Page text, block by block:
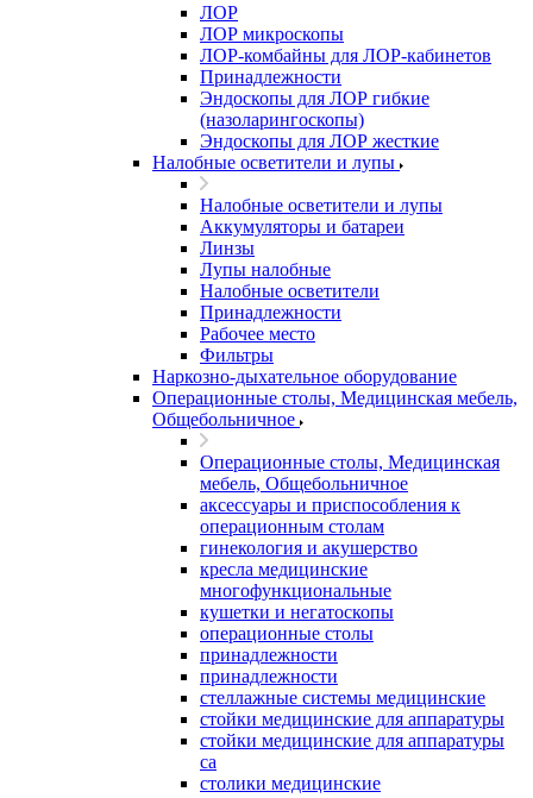
ЛОР
ЛОР микроскопы
ЛОР-комбайны для ЛОР-кабинетов
Принадлежности
Эндоскопы для ЛОР гибкие
(назоларингоскопы)
Эндоскопы для ЛОР жесткие
Налобные осветители и лупы
Налобные осветители и лупы
Аккумуляторы и батареи
Линзы
Лупы налобные
Налобные осветители
Принадлежности
Рабочее место
Фильтры
Наркозно-дыхательное оборудование
Операционные столы, Медицинская мебель,
Общебольничное
Операционные столы, Медицинская
мебель, Общебольничное
аксессуары и приспособления к
операционным столам
гинекология и акушерство
кресла медицинские
многофункциональные
кушетки и негатоскопы
операционные столы
принадлежности
принадлежности
стеллажные системы медицинские
стойки медицинские для аппаратуры
стойки медицинские для аппаратуры
са
столики медицинские